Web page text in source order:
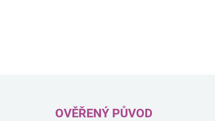
OVĚŘENÝ PŮVOD